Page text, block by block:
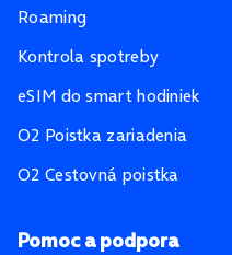
Roaming
Kontrola spotreby
eSIM do smart hodiniek
O2 Poistka zariadenia
O2 Cestovná poistka
Pomoc a podpora